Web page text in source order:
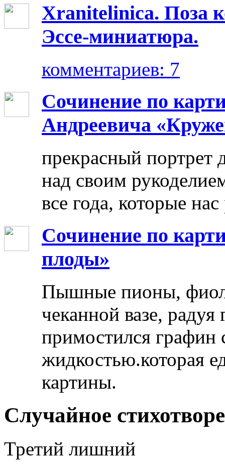
Xranitelinica. Поза
Эссе-миниатюра.
комментариев: 7
Сочинение по
Андреевича
прекрасный портрет
над своим
все года, которые
Сочинение по
плоды»
Пышные пионы,
чеканной вазе,
примостился графин
жидкостью.которая
картины.
Случайное
Третий лишний